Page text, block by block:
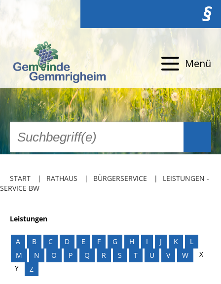
§
Menü
START RATHAUS BÜRGERSERVICE
LEISTUNGEN -
SERVICE BW
Leistungen
A B C D E F G H I J K
L
M
N O P Q R S T U V W
X
Y
Z